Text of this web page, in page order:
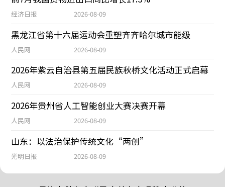
经济日报 2026-08-09
黑龙江省第十六届运动会重塑齐齐哈尔城市能级
人民网 2026-08-09
2026年紫云自治县第五届民族秋桥文化活动正式启幕
人民网 2026-08-09
2026年贵州省人工智能创业大赛决赛开幕
人民网 2026-08-09
山东：以法治保护传统文化“两创”
光明日报 2026-08-09